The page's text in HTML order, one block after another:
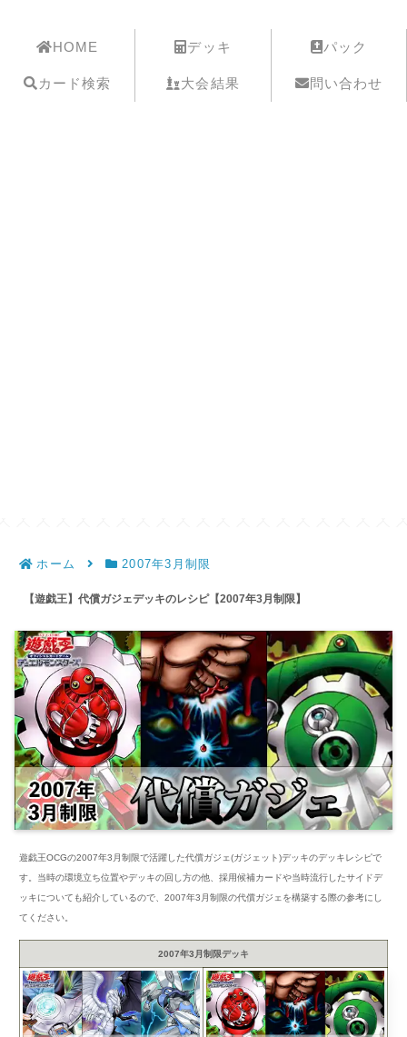
HOME デッキ パック
カード検索 大会結果 問い合わせ
ホーム 2007年3月制限
【遊戯王】代償ガジェデッキのレシピ【2007年3月制限】
遊戯王OCGの2007年3月制限で活躍した代償ガジェ(ガジェット)デッキのデッキレシピで
す。当時の環境立ち位置やデッキの回し方の他、採用候補カードや当時流行したサイドデ
ッキについても紹介しているので、2007年3月制限の代償ガジェを構築する際の参考にし
てください。
2007年3月制限デッキ